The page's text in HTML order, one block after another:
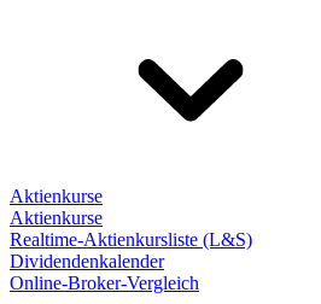
Aktienkurse
Aktienkurse
Realtime-Aktienkursliste (L&S)
Dividendenkalender
Online-Broker-Vergleich